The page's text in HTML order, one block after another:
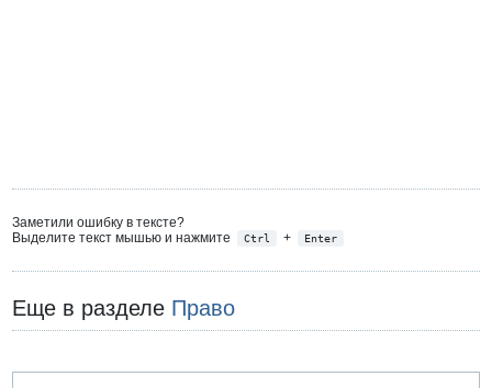
Заметили ошибку в тексте?
Выделите текст мышью и нажмите
Ctrl + Enter
Еще в разделе Право